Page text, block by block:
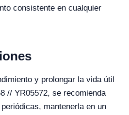
consistente en cualquier
y prolongar la vida útil
// YR05572, se recomienda
mantenerla en un